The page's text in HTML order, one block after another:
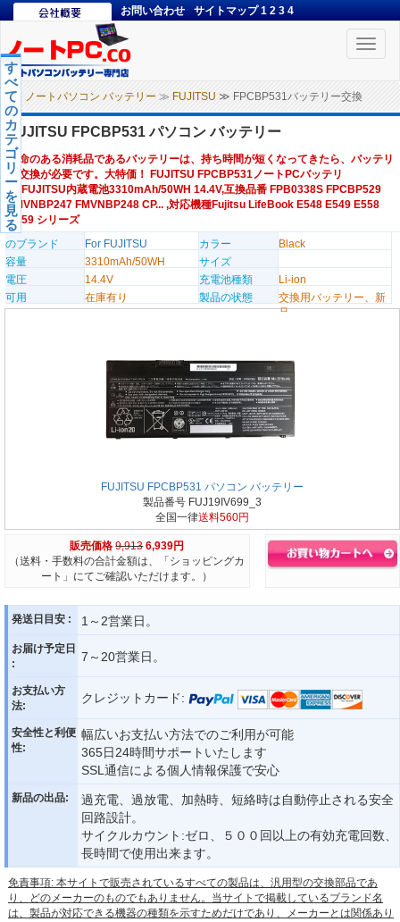
お問い合わせ サイトマップ 1 2 3 4
Toggle
ノートパソコン バッテリー ≫ FUJITSU ≫ FPCBP531バッテリー交換
す
べ
て
の
カ
テ
ゴ
リ
ー
を
見
る
FUJITSU FPCBP531 パソコン バッテリー
寿命のある消耗品であるバッテリーは、持ち時間が短くなってきたら、バッテリ
ー交換が必要です。大特価！ FUJITSU FPCBP531ノートPCバッテリ
ー,FUJITSU内蔵電池3310mAh/50WH 14.4V,互換品番 FPB0338S FPCBP529
FMVNBP247 FMVNBP248 CP... ,対応機種Fujitsu LifeBook E548 E549 E558
E559 シリーズ
のブランド
For FUJITSU カラー
Black
容量
3310mAh/50WH
サイズ
電圧
14.4V 充電池種類
Li-ion
可用
在庫有り 製品の状態
交換用バッテリー、新
品
FUJITSU FPCBP531 パソコン バッテリー
製品番号 FUJ19IV699_3
全国一律送料560円
販売価格 9,913 6,939円
（送料・手数料の合計金額は、「ショッピングカ
ート」にてご確認いただけます。）
発送日目安 : 1～2営業日。
お届け予定日
:
7～20営業日。
お支払い方
法:
クレジットカード:
安全性と利便
性:
幅広いお支払い方法でのご利用が可能
365日24時間サポートいたします
SSL通信による個人情報保護で安心
新品の出品:
過充電、過放電、加熱時、短絡時は自動停止される安全
回路設計。
サイクルカウント:ゼロ、５００回以上の有効充電回数、
長時間で使用出来ます。
免責事項: 本サイトで販売されているすべての製品は、汎用型の交換部品であ
り、どのメーカーのものでもありません。当サイトで掲載しているブランド名
は、製品が対応できる機器の種類を示すためだけであり、メーカーとは関係あり